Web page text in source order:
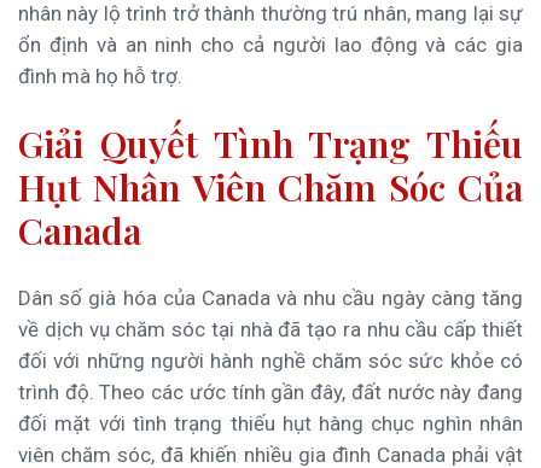
nhân này lộ trình trở thành thường trú nhân, mang lại sự
ổn định và an ninh cho cả người lao động và các gia
đình mà họ hỗ trợ.
Giải Quyết Tình Trạng Thiếu
Hụt Nhân Viên Chăm Sóc Của
Canada
Dân số già hóa của Canada và nhu cầu ngày càng tăng
về dịch vụ chăm sóc tại nhà đã tạo ra nhu cầu cấp thiết
đối với những người hành nghề chăm sóc sức khỏe có
trình độ. Theo các ước tính gần đây, đất nước này đang
đối mặt với tình trạng thiếu hụt hàng chục nghìn nhân
viên chăm sóc, đã khiến nhiều gia đình Canada phải vật